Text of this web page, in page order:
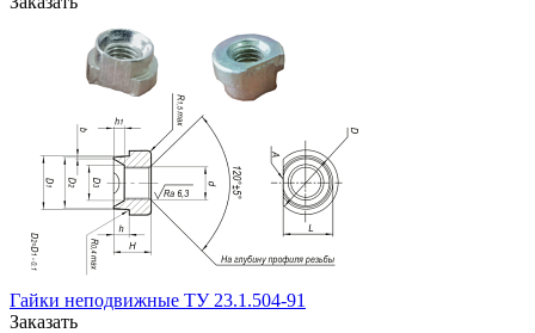
Гайки неподвижные ТУ 23.1.504-91
Заказать